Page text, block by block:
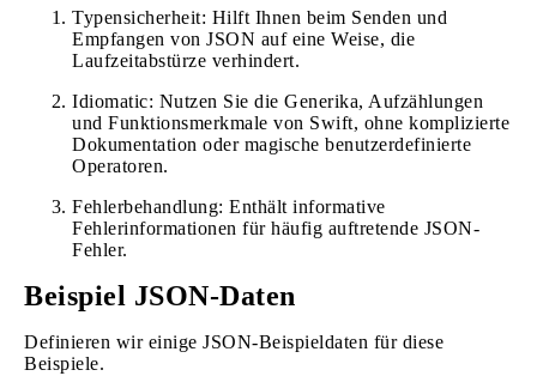
Typensicherheit: Hilft Ihnen beim Senden und
Empfangen von JSON auf eine Weise, die
Laufzeitabstürze verhindert.
Idiomatic: Nutzen Sie die Generika, Aufzählungen
und Funktionsmerkmale von Swift, ohne komplizierte
Dokumentation oder magische benutzerdefinierte
Operatoren.
Fehlerbehandlung: Enthält informative
Fehlerinformationen für häufig auftretende JSON-
Fehler.
Beispiel JSON-Daten
Definieren wir einige JSON-Beispieldaten für diese
Beispiele.